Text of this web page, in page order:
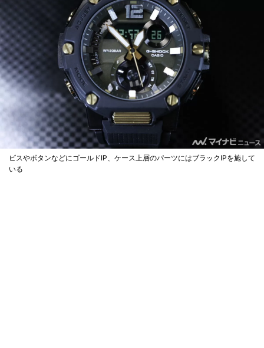
ビスやボタンなどにゴールドIP、ケース上層のパーツにはブラックIPを施して
いる